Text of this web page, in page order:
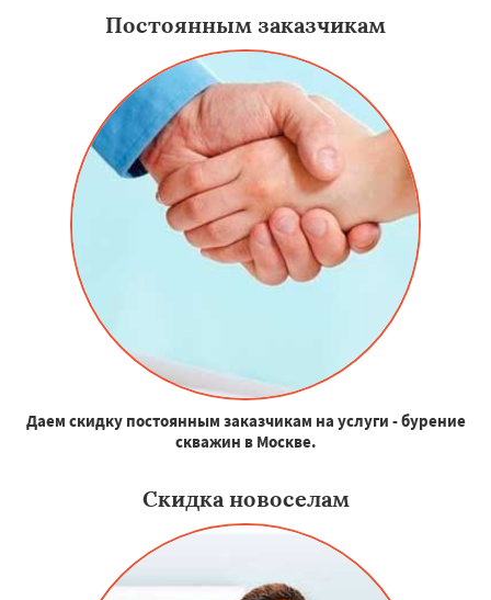
Постоянным заказчикам
Даем скидку постоянным заказчикам на услуги - бурение
скважин в Москве.
Скидка новоселам